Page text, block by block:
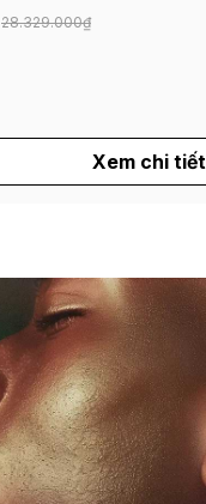
28.329.000₫
Xem chi tiết